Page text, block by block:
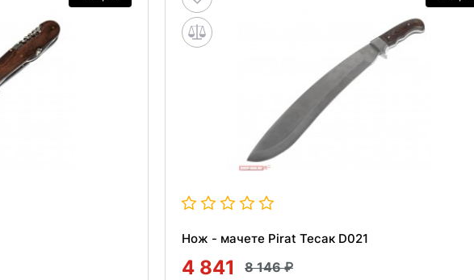
Нож - мачете Pirat Тесак D021
4 841 8 146